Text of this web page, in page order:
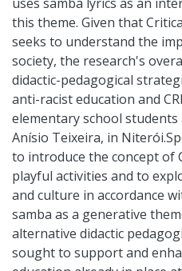
this theme. Given that
seeks to understand the
society, the research's
didactic-pedagogical
anti-racist education and
elementary school
Anísio Teixeira, in
to introduce the concept of
playful activities and to
and culture in accordance
samba as a generative
alternative didactic
sought to support and